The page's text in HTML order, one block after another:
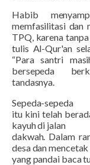
Habib
memfasilitasi dan
TPQ, karena
tulis Al-Qur'an
“Para santri
bersepeda
tandasnya.
Sepeda-sepeda
itu kini telah
kayuh di jalan
dakwah. Dalam
desa dan
yang pandai baca